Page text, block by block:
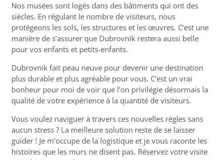
Nos musées sont logés dans des bâtiments qui ont des
siècles. En régulant le nombre de visiteurs, nous
protégeons les sols, les structures et les œuvres. C’est une
manière de s’assurer que Dubrovnik restera aussi belle
pour vos enfants et petits-enfants.
Dubrovnik fait peau neuve pour devenir une destination
plus durable et plus agréable pour vous. C’est un vrai
bonheur pour moi de voir que l’on privilégie désormais la
qualité de votre expérience à la quantité de visiteurs.
Vous voulez naviguer à travers ces nouvelles règles sans
aucun stress ? La meilleure solution reste de se laisser
guider ! Je m’occupe de la logistique et je vous raconte les
histoires que les murs ne disent pas. Réservez votre visite